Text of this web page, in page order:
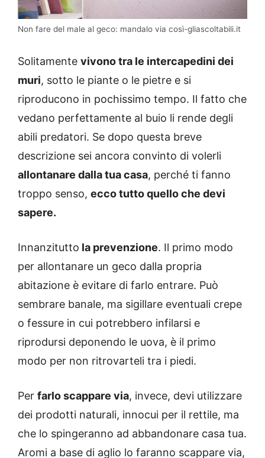
Non fare del male al geco: mandalo via così-gliascoltabili.it
Solitamente vivono tra le intercapedini dei
muri, sotto le piante o le pietre e si
riproducono in pochissimo tempo. Il fatto che
vedano perfettamente al buio li rende degli
abili predatori. Se dopo questa breve
descrizione sei ancora convinto di volerli
allontanare dalla tua casa, perché ti fanno
troppo senso, ecco tutto quello che devi
sapere.
Innanzitutto la prevenzione. Il primo modo
per allontanare un geco dalla propria
abitazione è evitare di farlo entrare. Può
sembrare banale, ma sigillare eventuali crepe
o fessure in cui potrebbero infilarsi e
riprodursi deponendo le uova, è il primo
modo per non ritrovarteli tra i piedi.
Per farlo scappare via, invece, devi utilizzare
dei prodotti naturali, innocui per il rettile, ma
che lo spingeranno ad abbandonare casa tua.
Aromi a base di aglio lo faranno scappare via,